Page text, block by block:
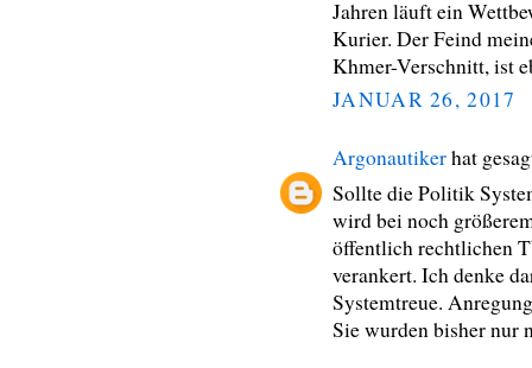
Jahren läuft ein
Kurier. Der Feind
Khmer-Verschnitt, ist
JANUAR 26, 2017
Argonautikerhat
Sollte die Politik
wird bei noch
öffentlich rechtlichen
verankert. Ich denke
Systemtreue.
Sie wurden bisher nur